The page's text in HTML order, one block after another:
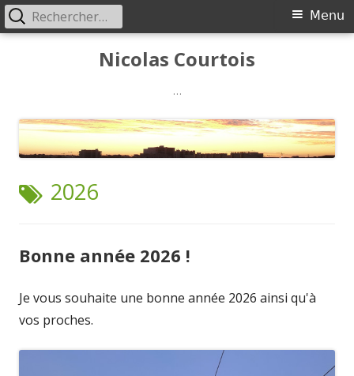
Nicolas Courtois
…
Menu
Menu
Rechercher :
ÉTIQUETTE :
2026
Bonne année 2026 !
Je vous souhaite une bonne année 2026 ainsi qu'à
vos proches.